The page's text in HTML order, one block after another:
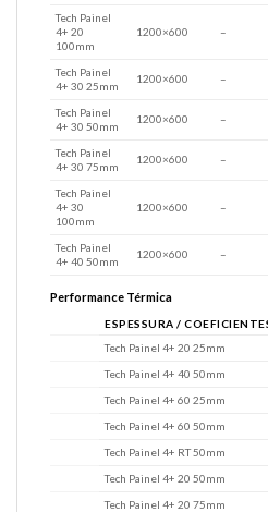
Tech Painel
4+ 20
100mm
1200×600 –
Tech Painel
4+ 30 25mm
1200×600 –
Tech Painel
4+ 30 50mm
1200×600 –
Tech Painel
4+ 30 75mm
1200×600 –
Tech Painel
4+ 30
100mm
1200×600 –
Tech Painel
4+ 40 50mm
1200×600 –
Performance Térmica
ESPESSURA /
Tech Painel 4+ 20 25mm
Tech Painel 4+ 40 50mm
Tech Painel 4+ 60 25mm
Tech Painel 4+ 60 50mm
Tech Painel 4+ RT 50mm
Tech Painel 4+ 20 50mm
Tech Painel 4+ 20 75mm